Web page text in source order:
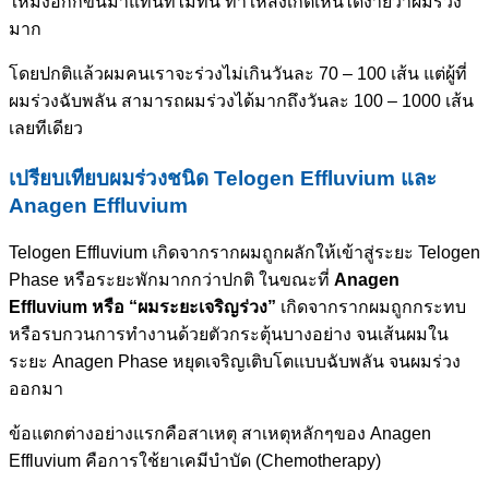
มาก
โดยปกติแล้วผมคนเราจะร่วงไม่เกินวันละ 70 – 100 เส้น แต่ผู้ที่
ผมร่วงฉับพลัน สามารถผมร่วงได้มากถึงวันละ 100 – 1000 เส้น
เลยทีเดียว
เปรียบเทียบผมร่วงชนิด Telogen Effluvium และ
Anagen Effluvium
Telogen Effluvium เกิดจากรากผมถูกผลักให้เข้าสู่ระยะ Telogen
Phase หรือระยะพักมากกว่าปกติ ในขณะที่ Anagen
Effluvium หรือ “ผมระยะเจริญร่วง” เกิดจากรากผมถูกกระทบ
หรือรบกวนการทำงานด้วยตัวกระตุ้นบางอย่าง จนเส้นผมใน
ระยะ Anagen Phase หยุดเจริญเติบโตแบบฉับพลัน จนผมร่วง
ออกมา
ข้อแตกต่างอย่างแรกคือสาเหตุ สาเหตุหลักๆของ Anagen
Effluvium คือการใช้ยาเคมีบำบัด (Chemotherapy)